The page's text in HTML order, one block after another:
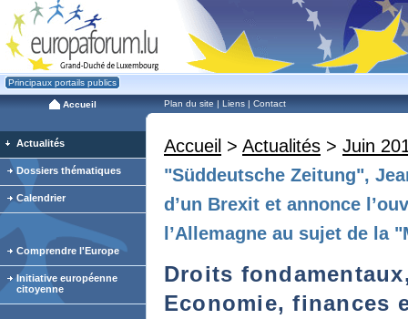
Principaux portails publics
Accueil Plan du site | Liens | Contact
Accueil > Actualités > Juin
"Süddeutsche Zeitung",
d’un Brexit et annonce
l’Allemagne au sujet de la
Droits
Economie, finances
Actualités
Dossiers thématiques
Calendrier
Comprendre l'Europe
Initiative européenne
citoyenne